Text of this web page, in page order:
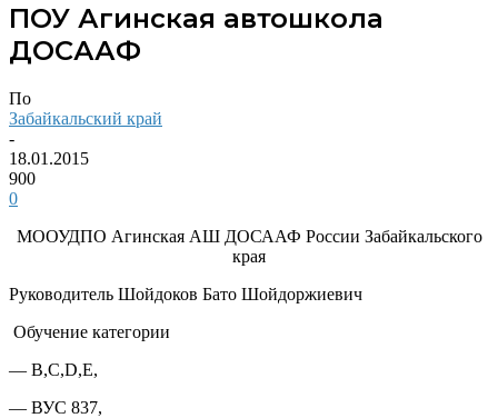
ПОУ Агинская автошкола
ДОСААФ
По
Забайкальский край
-
18.01.2015
900
0
МООУДПО Агинская АШ ДОСААФ России Забайкальского
края
Руководитель Шойдоков Бато Шойдоржиевич
Обучение категории
— В,С,D,Е,
— ВУС 837,